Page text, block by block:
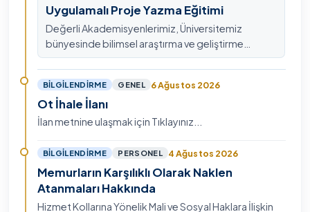
Uygulamalı Proje Yazma Eğitimi
Değerli Akademisyenlerimiz, Üniversitemiz
bünyesinde bilimsel araştırma ve geliştirme
kültürünü güçlendirmek, ulusal ve uluslararası fon
mekanizmala…
BILGILENDIRME GENEL 6 Ağustos 2026
Ot İhale İlanı
İlan metnine ulaşmak için Tıklayınız...
BILGILENDIRME PERSONEL 4 Ağustos 2026
Memurların Karşılıklı Olarak Naklen
Atanmaları Hakkında
Hizmet Kollarına Yönelik Mali ve Sosyal Haklara İlişkin